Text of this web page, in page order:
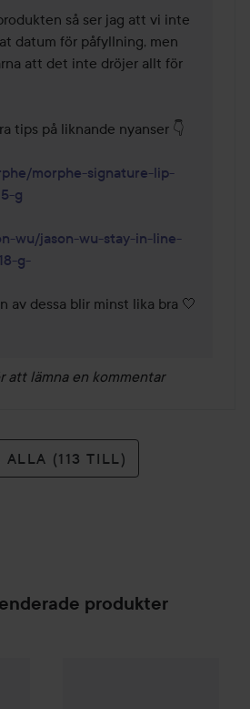
så ser jag att vi inte
datum för påfyllning, men
att det inte dröjer allt för
tips på liknande nyanser 👇
morphe-signature-lip-
g
wu/jason-wu-stay-in-line-
g-
av dessa blir minst lika bra 🤍
att lämna en kommentar
ALLA (113 TILL)
produkter